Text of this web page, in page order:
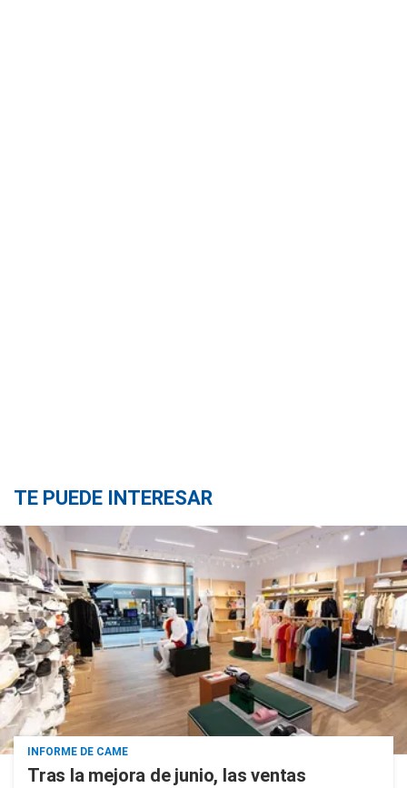
TE PUEDE INTERESAR
INFORME DE CAME
Tras la mejora de junio, las ventas